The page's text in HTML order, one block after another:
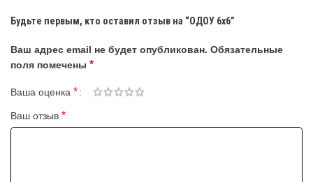
Будьте первым, кто оставил отзыв на “ОДОУ 6х6”
Ваш адрес email не будет опубликован. Обязательные
поля помечены *
Ваша оценка *
Ваш отзыв *